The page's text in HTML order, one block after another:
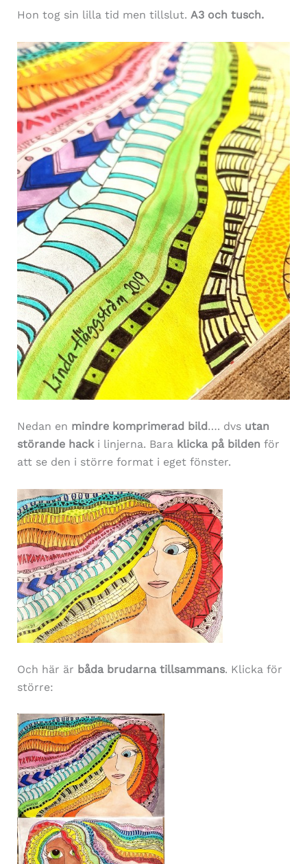
Hon tog sin lilla tid men tillslut. A3 och tusch.
Nedan en mindre komprimerad bild…. dvs utan
störande hacki linjerna. Bara klicka på bilden för
att se den i större format i eget fönster.
Och här är båda brudarna tillsammans. Klicka för
större: